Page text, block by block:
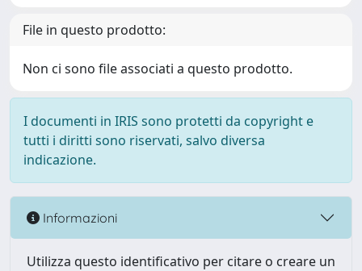
File in questo prodotto:
Non ci sono file associati a questo prodotto.
I documenti in IRIS sono protetti da copyright e
tutti i diritti sono riservati, salvo diversa
indicazione.
Informazioni
Utilizza questo identificativo per citare o creare un